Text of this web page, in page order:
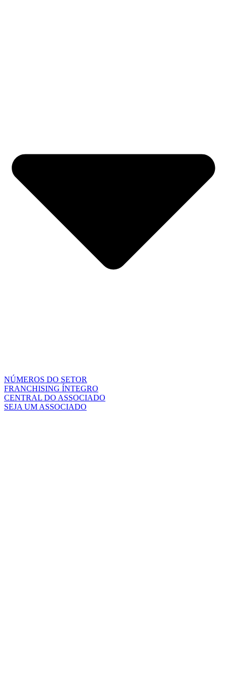
NÚMEROS DO SETOR
FRANCHISING ÍNTEGRO
CENTRAL DO ASSOCIADO
SEJA UM ASSOCIADO